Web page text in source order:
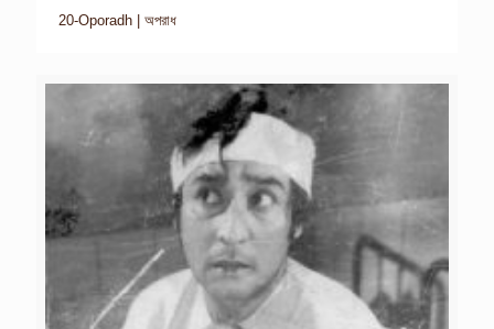
20-Oporadh | অপরাধ